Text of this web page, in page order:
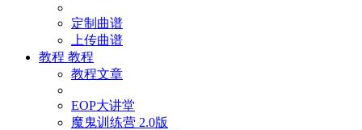
定制曲谱
上传曲谱
教程 教程
教程文章
EOP大讲堂
魔鬼训练营 2.0版